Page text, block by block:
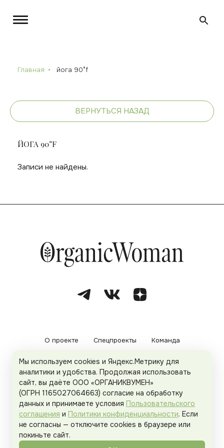
Главная йога 90°f
ВЕРНУТЬСЯ НАЗАД
ЙОГА 90°F
Записи не найдены.
О проекте Спецпроекты Команда
Рекламодателям Политика конфиденциальности
Пользовательское соглашение
Organicwoman.ru . Все права защищены.
Мы используем cookies и Яндекс.Метрику для
аналитики и удобства. Продолжая использовать
сайт, вы даёте ООО «ОРГАНИКВУМЕН»
(ОГРН 1165027064663) согласие на обработку
данных и принимаете условия Пользовательского
соглашения и Политики конфиденциальности. Если
не согласны — отключите cookies в браузере или
покиньте сайт.